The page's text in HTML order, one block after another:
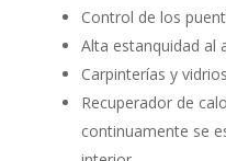
Control de los
Alta estanquidad al
Carpinterías y
Recuperador de
continuamente se